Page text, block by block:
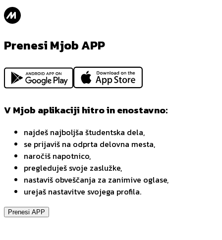
Prenesi Mjob APP
V Mjob aplikaciji hitro in enostavno:
najdeš najboljša študentska dela,
se prijaviš na odprta delovna mesta,
naročiš napotnico,
pregleduješ svoje zaslužke,
nastaviš obveščanja za zanimive oglase,
urejaš nastavitve svojega profila.
Prenesi APP